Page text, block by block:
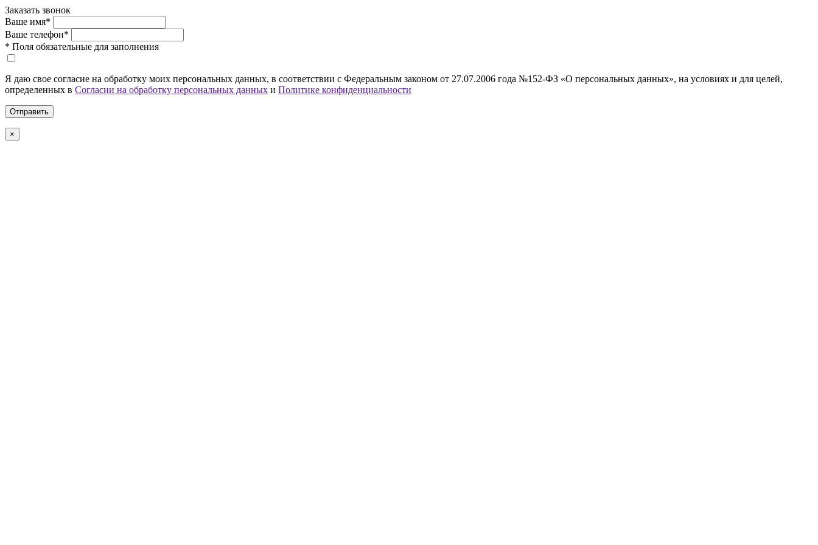
Заказать звонок
Ваше имя*
Ваше телефон*
* Поля обязательные для заполнения
Я даю свое согласие на обработку моих персональных данных, в соответствии с Федеральным законом от 27.07.2006 года №152-ФЗ «О персональных данных», на условиях и для целей,
определенных в Согласии на обработку персональных данных и Политике конфиденциальности
×